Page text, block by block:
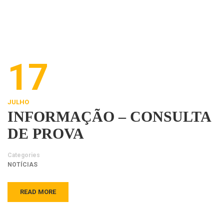
17
JULHO
INFORMAÇÃO – CONSULTA
DE PROVA
Categories
NOTÍCIAS
READ MORE